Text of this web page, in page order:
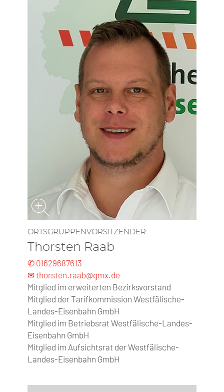
ORTSGRUPPENVORSITZENDER
Thorsten Raab
✆ 01629687613
✉ thorsten.raab@gmx.de
Mitglied im erweiterten Bezirksvorstand
Mitglied der Tarifkommission Westfälische-
Landes-Eisenbahn GmbH
Mitglied im Betriebsrat Westfälische-Landes-
Eisenbahn GmbH
Mitglied im Aufsichtsrat der Westfälische-
Landes-Eisenbahn GmbH